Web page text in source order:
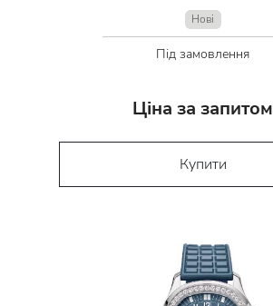
Нові
Під замовлення
Ціна за запитом
Купити